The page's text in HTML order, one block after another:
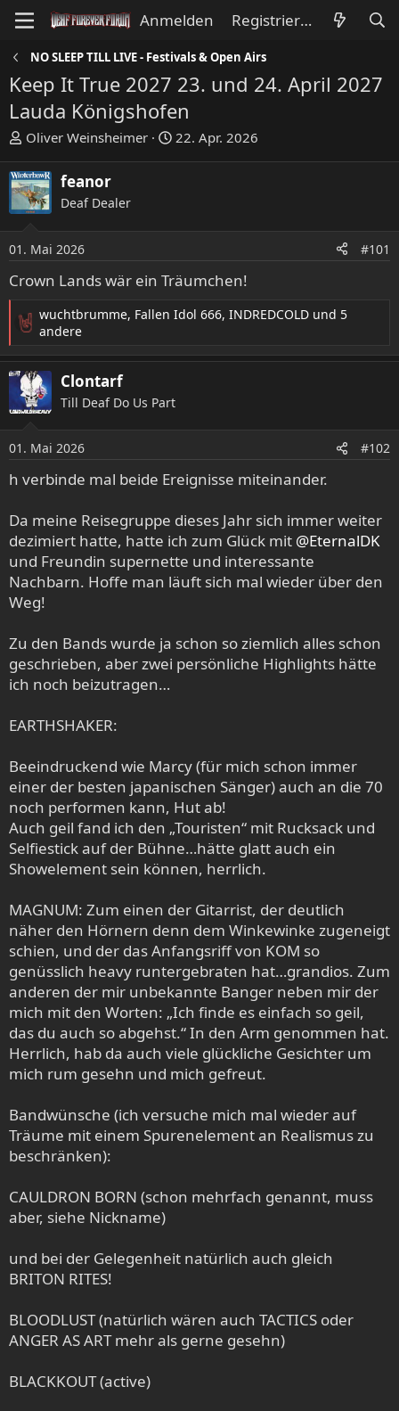
Anmelden Registrieren
NO SLEEP TILL LIVE - Festivals & Open Airs
Keep It True 2027 23. und 24. April 2027
Lauda Königshofen
E
s
t
e
l
r
Oliver Weinsheimer
E
l
a
m
22. Apr. 2026
feanor
Deaf Dealer
01. Mai 2026 #101
Crown Lands wär ein Träumchen!
R
a
k
i
o
n
e
n
wuchtbrumme, Fallen Idol 666, INDREDCOLD und 5
andere
Clontarf
Till Deaf Do Us Part
01. Mai 2026 #102
h verbinde mal beide Ereignisse miteinander.
Da meine Reisegruppe dieses Jahr sich immer weiter
dezimiert hatte, hatte ich zum Glück mit @EternalDK
und Freundin supernette und interessante
Nachbarn. Hoffe man läuft sich mal wieder über den
Weg!
Zu den Bands wurde ja schon so ziemlich alles schon
geschrieben, aber zwei persönliche Highlights hätte
ich noch beizutragen…
EARTHSHAKER:
Beeindruckend wie Marcy (für mich schon immer
einer der besten japanischen Sänger) auch an die 70
noch performen kann, Hut ab!
Auch geil fand ich den „Touristen“ mit Rucksack und
Selfiestick auf der Bühne…hätte glatt auch ein
Showelement sein können, herrlich.
MAGNUM: Zum einen der Gitarrist, der deutlich
näher den Hörnern denn dem Winkewinke zugeneigt
schien, und der das Anfangsriff von KOM so
genüsslich heavy runtergebraten hat…grandios. Zum
anderen der mir unbekannte Banger neben mir der
mich mit den Worten: „Ich finde es einfach so geil,
das du auch so abgehst.“ In den Arm genommen hat.
Herrlich, hab da auch viele glückliche Gesichter um
mich rum gesehn und mich gefreut.
Bandwünsche (ich versuche mich mal wieder auf
Träume mit einem Spurenelement an Realismus zu
beschränken):
CAULDRON BORN (schon mehrfach genannt, muss
aber, siehe Nickname)
und bei der Gelegenheit natürlich auch gleich
BRITON RITES!
BLOODLUST (natürlich wären auch TACTICS oder
ANGER AS ART mehr als gerne gesehn)
BLACKKOUT (active)